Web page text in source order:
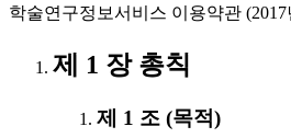
학술연구정보서비스 이용약관
제 1 장 총칙
제 1 조 (목적)